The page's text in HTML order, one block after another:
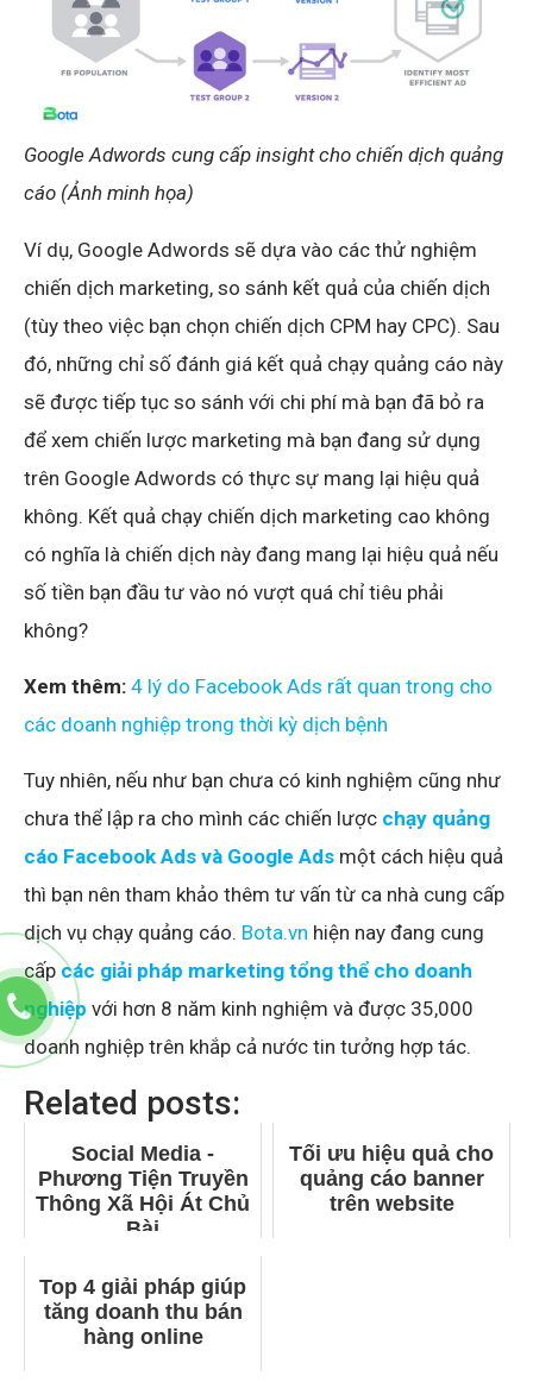
Google Adwords cung cấp insight cho chiến dịch quảng
cáo (Ảnh minh họa)
Ví dụ, Google Adwords sẽ dựa vào các thử nghiệm
chiến dịch marketing, so sánh kết quả của chiến dịch
(tùy theo việc bạn chọn chiến dịch CPM hay CPC). Sau
đó, những chỉ số đánh giá kết quả chạy quảng cáo này
sẽ được tiếp tục so sánh với chi phí mà bạn đã bỏ ra
để xem chiến lược marketing mà bạn đang sử dụng
trên Google Adwords có thực sự mang lại hiệu quả
không. Kết quả chạy chiến dịch marketing cao không
có nghĩa là chiến dịch này đang mang lại hiệu quả nếu
số tiền bạn đầu tư vào nó vượt quá chỉ tiêu phải
không?
Xem thêm: 4 lý do Facebook Ads rất quan trong cho
các doanh nghiệp trong thời kỳ dịch bệnh
Tuy nhiên, nếu như bạn chưa có kinh nghiệm cũng như
chưa thể lập ra cho mình các chiến lược chạy quảng
cáo Facebook Ads và Google Ads một cách hiệu quả
thì bạn nên tham khảo thêm tư vấn từ ca nhà cung cấp
dịch vụ chạy quảng cáo. Bota.vn hiện nay đang cung
cấp các giải pháp marketing tổng thể cho doanh
nghiệp với hơn 8 năm kinh nghiệm và được 35,000
doanh nghiệp trên khắp cả nước tin tưởng hợp tác.
Related posts:
Social Media -
Phương Tiện Truyền
Thông Xã Hội Át Chủ
Bài
Tối ưu hiệu quả cho
quảng cáo banner
trên website
Top 4 giải pháp giúp
tăng doanh thu bán
hàng online